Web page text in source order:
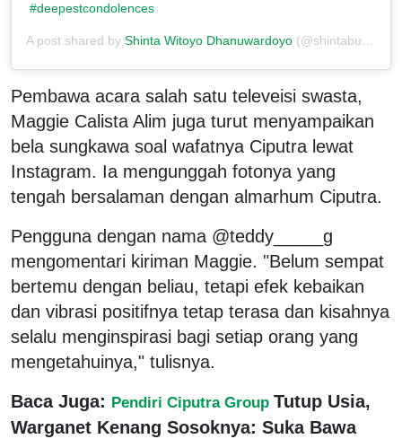
#deepestcondolences
A post shared by Shinta Witoyo Dhanuwardoyo (@shintabubu) on
Pembawa acara salah satu televeisi swasta,
Maggie Calista Alim juga turut menyampaikan
bela sungkawa soal wafatnya Ciputra lewat
Instagram. Ia mengunggah fotonya yang
tengah bersalaman dengan almarhum Ciputra.
Pengguna dengan nama @teddy_____g
mengomentari kiriman Maggie. "Belum sempat
bertemu dengan beliau, tetapi efek kebaikan
dan vibrasi positifnya tetap terasa dan kisahnya
selalu menginspirasi bagi setiap orang yang
mengetahuinya," tulisnya.
Baca Juga: Pendiri Ciputra Group Tutup Usia,
Warganet Kenang Sosoknya: Suka Bawa